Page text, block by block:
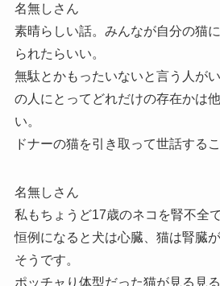
名無しさん
素晴らしい話。みんなが自分の猫
られたらいい。
無駄とかもったいないと言う人が
の人にとってどれだけの存在かは
い。
ドナーの猫を引き取って世話する
名無しさん
私もちょうど17歳のネコを腎不全
恒例になると犬は心臓、猫は腎臓
そうです。
ポッチャり体型だった猫が見る見